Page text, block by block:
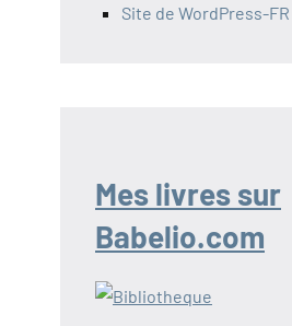
Site de WordPress-FR
Mes livres sur
Babelio.com